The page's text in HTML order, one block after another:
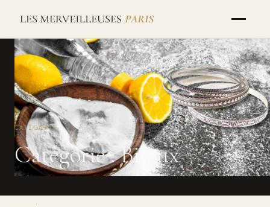
CATÉGORIE
Catégorie :Bijoux